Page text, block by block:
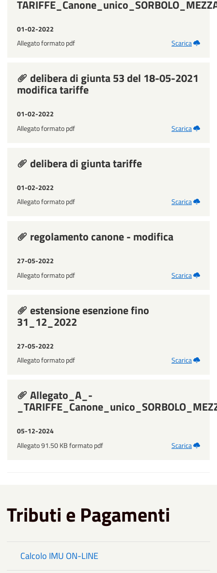
01-02-2022
Allegato formato pdf
Scarica
delibera di giunta 53 del 18-05-2021
modifica tariffe
01-02-2022
Allegato formato pdf
Scarica
delibera di giunta tariffe
01-02-2022
Allegato formato pdf
Scarica
regolamento canone - modifica
27-05-2022
Allegato formato pdf
Scarica
estensione esenzione fino
31_12_2022
27-05-2022
Allegato formato pdf
Scarica
Allegato_A_-
05-12-2024
Allegato 91.50 KB formato pdf
Scarica
Tributi e Pagamenti
Calcolo IMU ON-LINE